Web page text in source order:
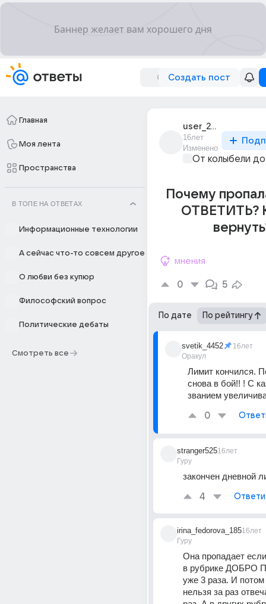
Создать пост
Главная
Моя лента
Пространства
В ТОПЕ НА ОТВЕТАХ
Информационные технологии
А сейчас что-то совсем другое
О любви без купюр
Философский вопрос
Политические дебаты
Смотреть все
user_24261739
16лет
Изменено
От колыбели
Почему
ОТВЕТИТЬ?
мнения
0 5
По дате По рейтингу
svetik_4452
Оракул
16лет
Лимит кончился.
снова в бой!! ! С
званием
0
stranger525
Гуру
16лет
закончен дневной
4
irina_fedorova_185
Гуру
16лет
Она пропадает
в рубрике
уже 3 раза. И
нельзя за раз